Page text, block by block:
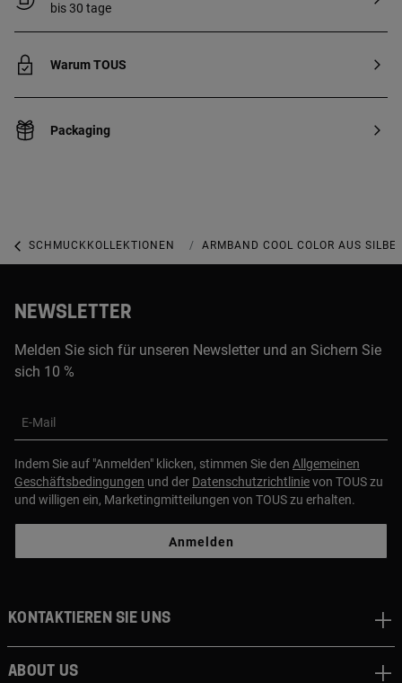
bis 30 tage
Warum TOUS
Packaging
SCHMUCKKOLLEKTIONEN COOL COLOR KOLLEKTION
ARMBAND COOL COLOR AUS
NEWSLETTER
Melden Sie sich für unseren Newsletter und an Sichern Sie
sich 10 %
E-Mail
Indem Sie auf "Anmelden" klicken, stimmen Sie den Allgemeinen
Geschäftsbedingungen und der Datenschutzrichtlinievon TOUS zu
und willigen ein, Marketingmitteilungen von TOUS zu erhalten.
Anmelden
Kontaktieren sie uns
About us